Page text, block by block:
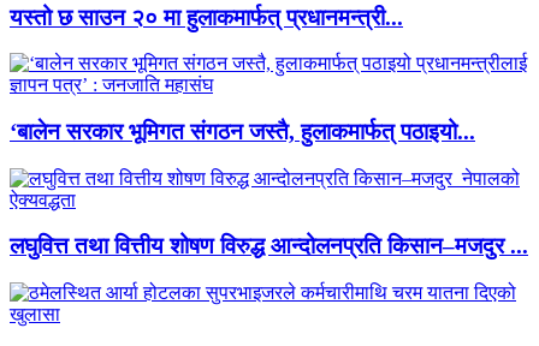
यस्तो छ साउन २० मा हुलाकमार्फत् प्रधानमन्त्री...
‘बालेन सरकार भूमिगत संगठन जस्तै, हुलाकमार्फत् पठाइयो...
लघुवित्त तथा वित्तीय शोषण विरुद्ध आन्दोलनप्रति किसान–मजदुर ...